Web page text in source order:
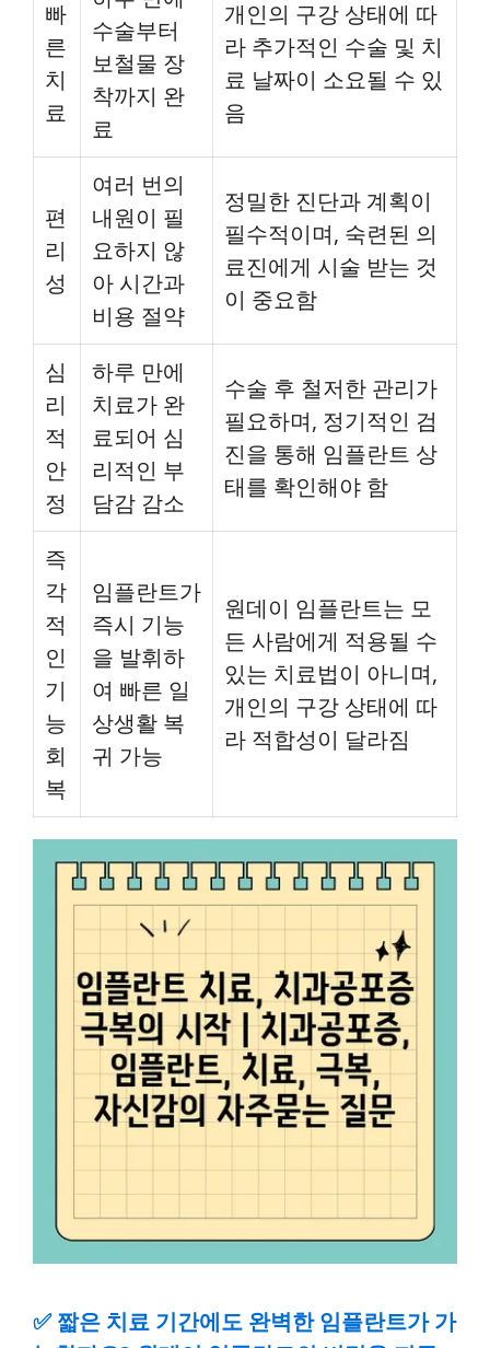
빠
른
치
료
수술부터
보철물 장
착까지 완
료
개인의 구강 상태에 따
라 추가적인 수술 및 치
료 날짜이 소요될 수 있
음
편
리
성
여러 번의
내원이 필
요하지 않
아 시간과
비용 절약
정밀한 진단과 계획이
필수적이며, 숙련된 의
료진에게 시술 받는 것
이 중요함
심
리
적
안
정
하루 만에
치료가 완
료되어 심
리적인 부
담감 감소
수술 후 철저한 관리가
필요하며, 정기적인 검
진을 통해 임플란트 상
태를 확인해야 함
즉
각
적
인
기
능
회
복
임플란트가
즉시 기능
을 발휘하
여 빠른 일
상생활 복
귀 가능
원데이 임플란트는 모
든 사람에게 적용될 수
있는 치료법이 아니며,
개인의 구강 상태에 따
라 적합성이 달라짐
✅ 짧은 치료 기간에도 완벽한 임플란트가 가